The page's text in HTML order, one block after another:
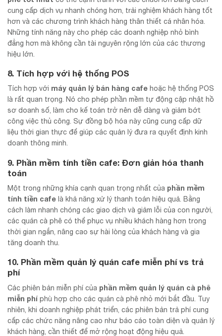
cung cấp dịch vụ nhanh chóng hơn, trải nghiệm khách hàng tốt
hơn và các chương trình khách hàng thân thiết cá nhân hóa.
Những tính năng này cho phép các doanh nghiệp nhỏ bình
đẳng hơn mà không cần tài nguyên rộng lớn của các thương
hiệu lớn.
8. Tích hợp với hệ thống POS
Tích hợp với máy quản lý bán hàng cafe hoặc hệ thống POS
là rất quan trọng. Nó cho phép phần mềm tự động cập nhật hồ
sơ doanh số, làm cho kế toán trở nên dễ dàng và giảm bớt
công việc thủ công. Sự đồng bộ hóa này cũng cung cấp dữ
liệu thời gian thực để giúp các quản lý đưa ra quyết định kinh
doanh thông minh.
9. Phần mềm tính tiền cafe: Đơn giản hóa thanh
toán
Một trong những khía cạnh quan trọng nhất của phần mềm
tính tiền cafe là khả năng xử lý thanh toán hiệu quả. Bằng
cách làm nhanh chóng các giao dịch và giảm lỗi của con người,
các quán cà phê có thể phục vụ nhiều khách hàng hơn trong
thời gian ngắn, nâng cao sự hài lòng của khách hàng và gia
tăng doanh thu.
10. Phần mềm quản lý quán cafe miễn phí vs trả
phí
Các phiên bản miễn phí của phần mềm quản lý quán cà phê
miễn phí phù hợp cho các quán cà phê nhỏ mới bắt đầu. Tuy
nhiên, khi doanh nghiệp phát triển, các phiên bản trả phí cung
cấp các chức năng nâng cao như báo cáo toàn diện và quản lý
khách hàng, cần thiết để mở rộng hoạt động hiệu quả.